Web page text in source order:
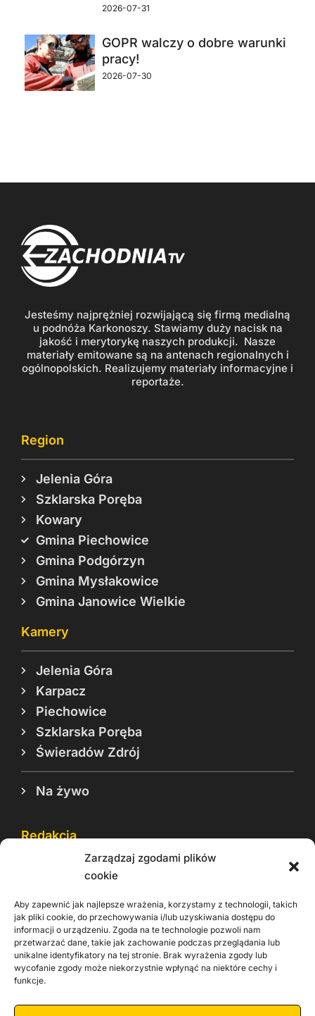
Zarządzaj zgodami plików
cookie
Aby zapewnić jak najlepsze wrażenia, korzystamy z technologii, takich
jak pliki cookie, do przechowywania i/lub uzyskiwania dostępu do
informacji o urządzeniu. Zgoda na te technologie pozwoli nam
przetwarzać dane, takie jak zachowanie podczas przeglądania lub
unikalne identyfikatory na tej stronie. Brak wyrażenia zgody lub
wycofanie zgody może niekorzystnie wpłynąć na niektóre cechy i
funkcje.
2026-07-31
GOPR walczy o dobre warunki
pracy!
2026-07-30
Jesteśmy najprężniej rozwijającą się firmą medialną
u podnóża Karkonoszy. Stawiamy duży nacisk na
jakość i merytorykę naszych produkcji. Nasze
materiały emitowane są na antenach regionalnych i
ogólnopolskich. Realizujemy materiały informacyjne i
reportaże.
Region
Jelenia Góra
Szklarska Poręba
Kowary
Gmina Piechowice
Gmina Podgórzyn
Gmina Mysłakowice
Gmina Janowice Wielkie
Kamery
Jelenia Góra
Karpacz
Piechowice
Szklarska Poręba
Świeradów Zdrój
Na żywo
Redakcja
Reklama
Rodo
Kontakt
Informacje dla